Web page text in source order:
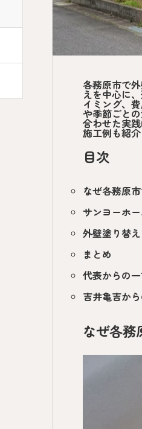
各務原市で
えを中心に
イミング、
や季節ごと
合わせた実
施工例も紹
目次
なぜ各務原
サンヨーホ
外壁塗り替
まとめ
代表からの
吉井亀吉か
なぜ各務